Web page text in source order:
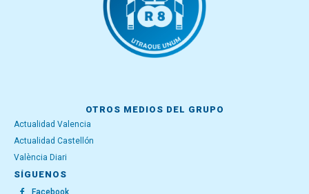
OTROS MEDIOS DEL GRUPO
Actualidad Valencia
Actualidad Castellón
València Diari
SÍGUENOS
Facebook